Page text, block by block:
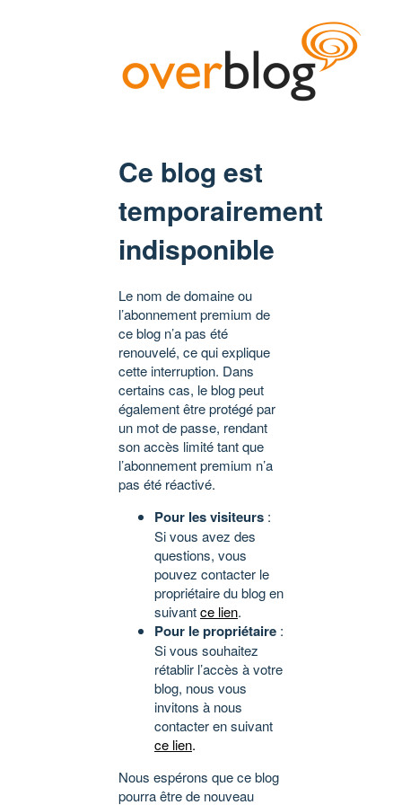
Ce blog est
temporairement
indisponible
Le nom de domaine ou
l’abonnement premium de
ce blog n’a pas été
renouvelé, ce qui explique
cette interruption. Dans
certains cas, le blog peut
également être protégé par
un mot de passe, rendant
son accès limité tant que
l’abonnement premium n’a
pas été réactivé.
Pour les visiteurs :
Si vous avez des
questions, vous
pouvez contacter le
propriétaire du blog en
suivantce lien.
Pour le propriétaire :
Si vous souhaitez
rétablir l’accès à votre
blog, nous vous
invitons à nous
contacter en suivant
ce lien.
Nous espérons que ce blog
pourra être de nouveau